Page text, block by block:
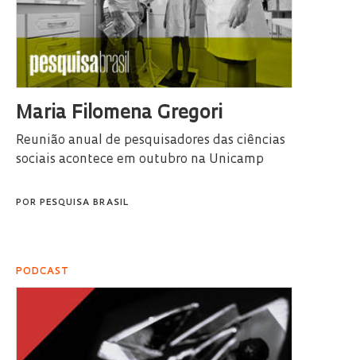
Maria Filomena Gregori
Reunião anual de pesquisadores das ciências
sociais acontece em outubro na Unicamp
POR PESQUISA BRASIL
PODCAST